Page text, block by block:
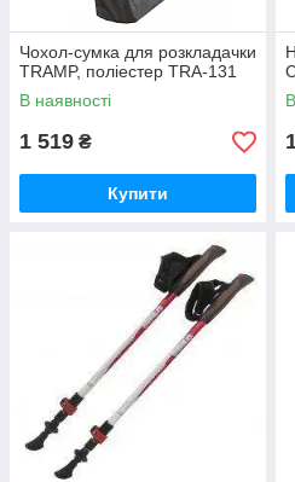
Чохол-сумка для розкладачки
TRAMP, поліестер TRA-131
В наявності
1 519 ₴
Купити